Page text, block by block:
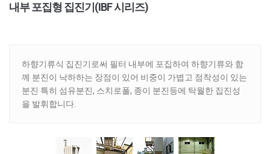
내부 포집형 집진기(IBF 시리즈)
하향기류식 집진기로써 필터 내부에 포집하여 하향기류와 함
께 분진이 낙하하는 장점이 있어 비중이 가볍고 점착성이 있는
분진 특히 섬유분진, 스치로폴, 종이 분진등에 탁월한 집진성
을 발휘합니다.